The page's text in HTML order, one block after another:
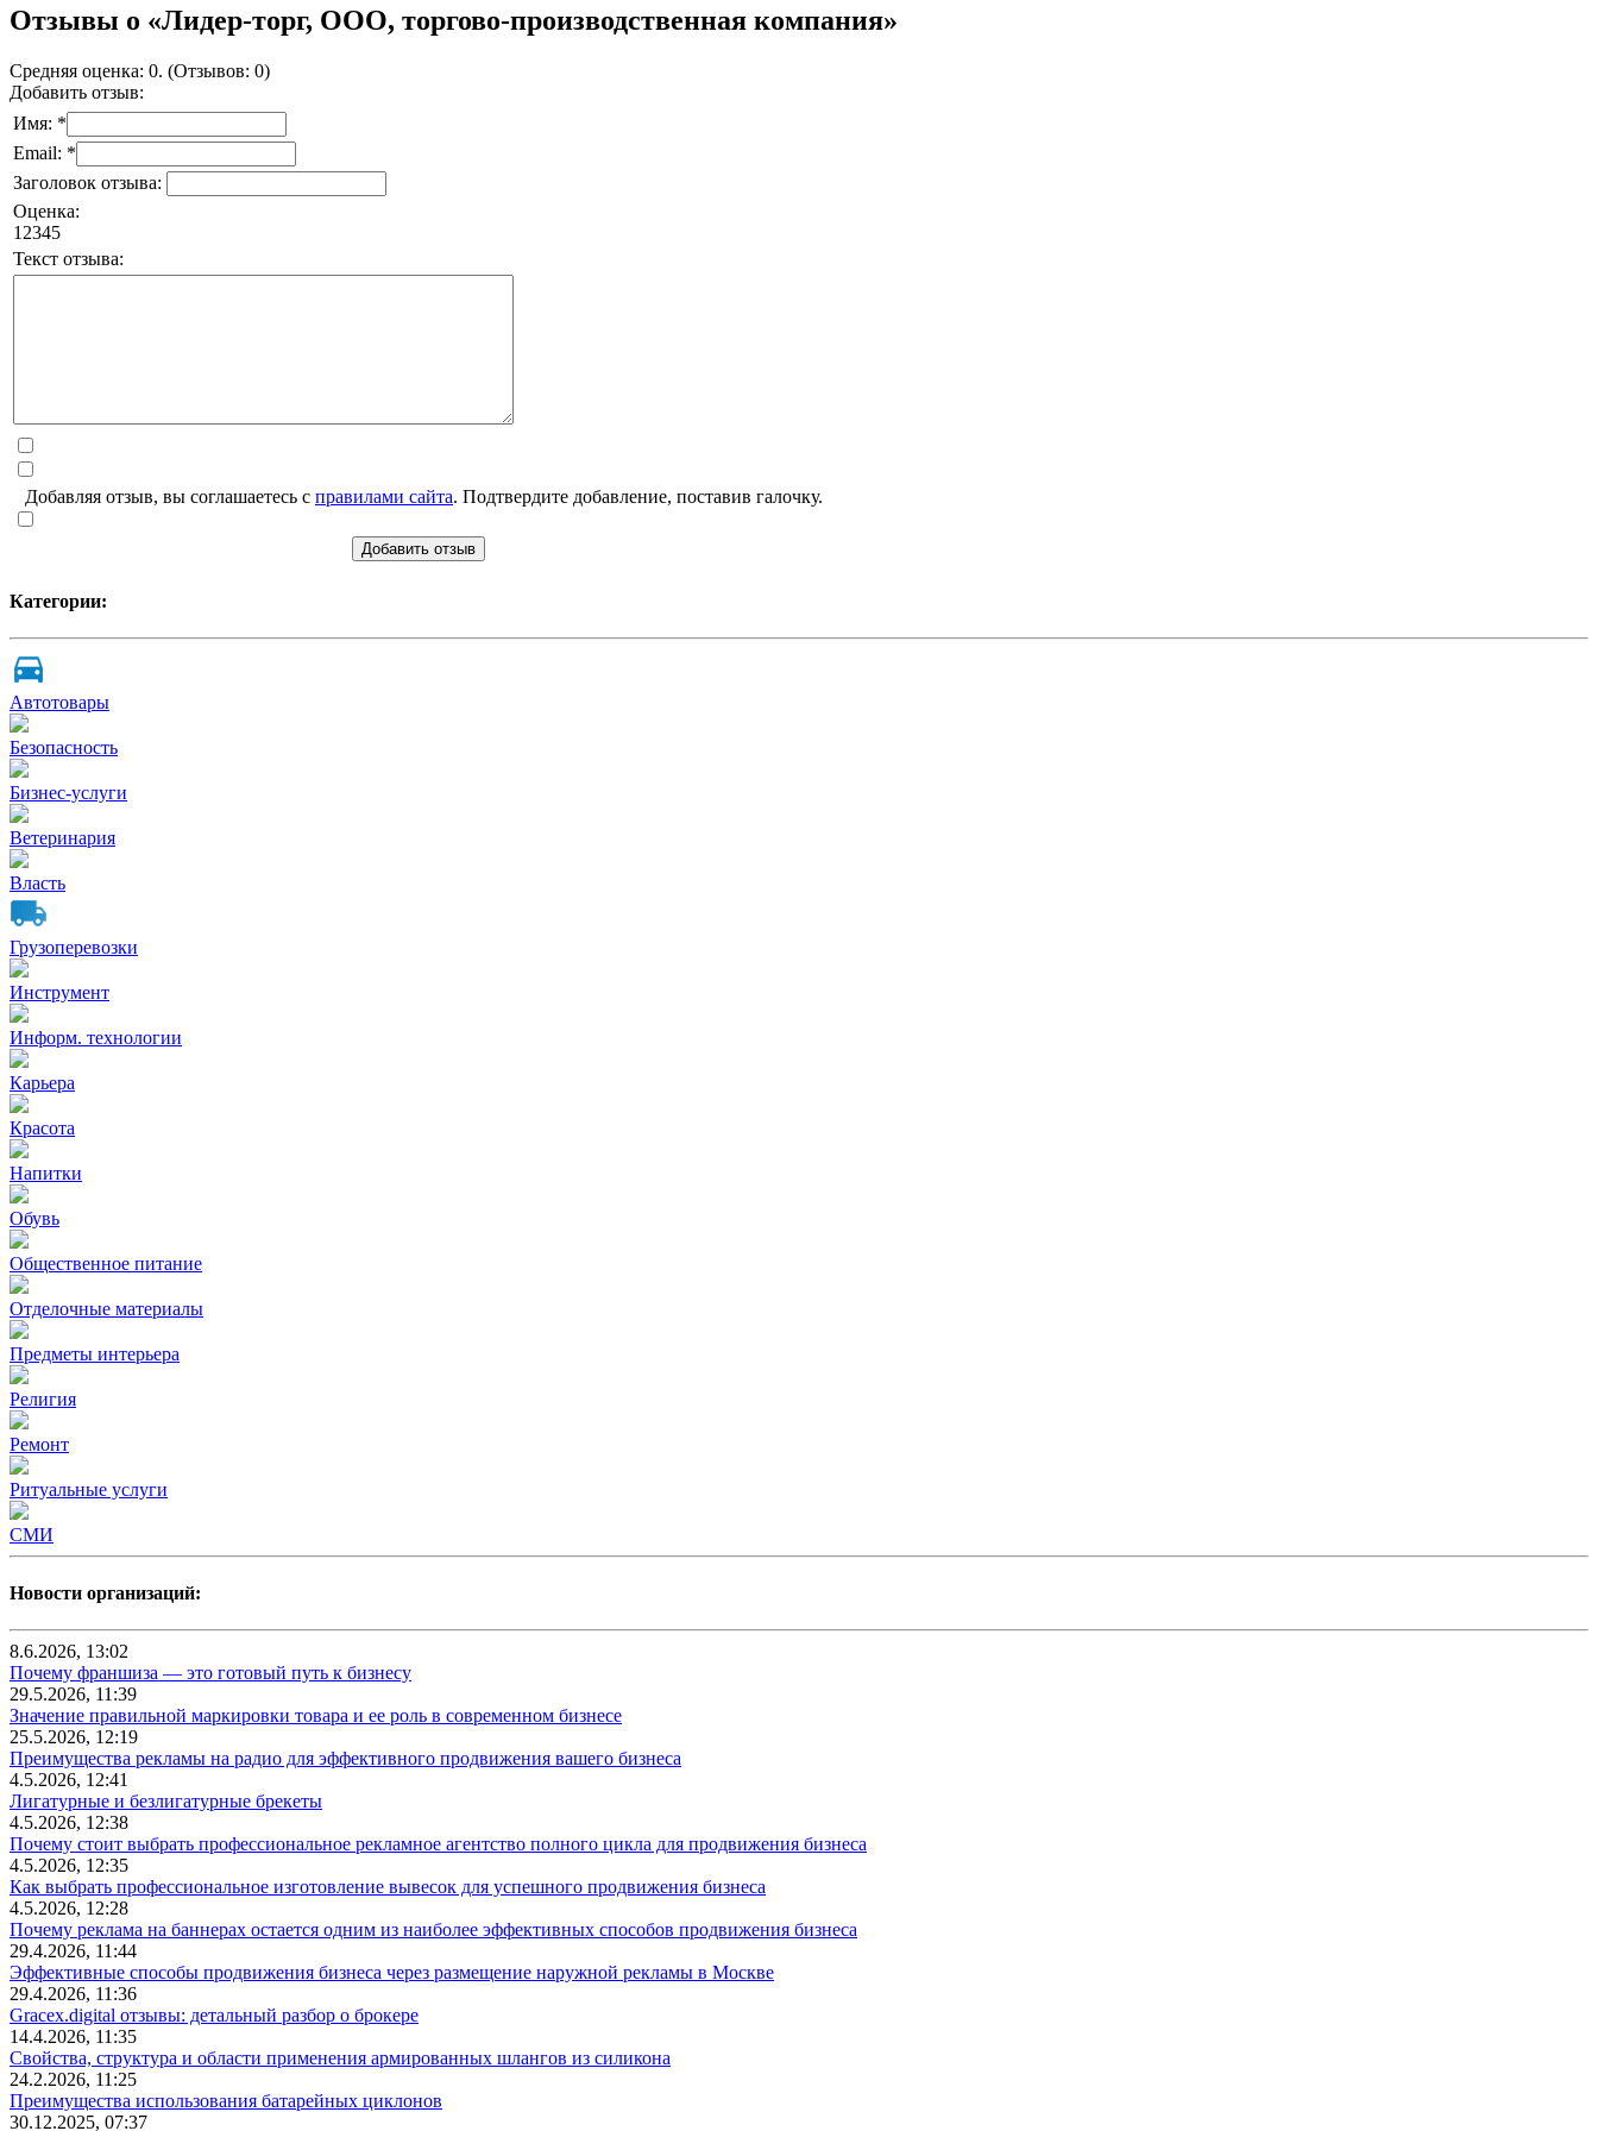
Отзывы о «Лидер-торг, ООО, торгово-производственная компания»
Средняя оценка: 0. (Отзывов: 0)
Добавить отзыв:
Имя: *
Email: *
Заголовок отзыва:
Оценка:
1 2345
Текст отзыва:
Добавляя отзыв, вы соглашаетесь с правилами сайта. Подтвердите добавление, поставив галочку.
Добавить отзыв
Категории:
Автотовары
Безопасность
Бизнес-услуги
Ветеринария
Власть
Грузоперевозки
Инструмент
Информ. технологии
Карьера
Красота
Напитки
Обувь
Общественное питание
Отделочные материалы
Предметы интерьера
Религия
Ремонт
Ритуальные услуги
СМИ
Новости организаций:
8.6.2026, 13:02
Почему франшиза — это готовый путь к бизнесу
29.5.2026, 11:39
Значение правильной маркировки товара и ее роль в современном бизнесе
25.5.2026, 12:19
Преимущества рекламы на радио для эффективного продвижения вашего бизнеса
4.5.2026, 12:41
Лигатурные и безлигатурные брекеты
4.5.2026, 12:38
Почему стоит выбрать профессиональное рекламное агентство полного цикла для продвижения бизнеса
4.5.2026, 12:35
Как выбрать профессиональное изготовление вывесок для успешного продвижения бизнеса
4.5.2026, 12:28
Почему реклама на баннерах остается одним из наиболее эффективных способов продвижения бизнеса
29.4.2026, 11:44
Эффективные способы продвижения бизнеса через размещение наружной рекламы в Москве
29.4.2026, 11:36
Gracex.digital отзывы: детальный разбор о брокере
14.4.2026, 11:35
Свойства, структура и области применения армированных шлангов из силикона
24.2.2026, 11:25
Преимущества использования батарейных циклонов
30.12.2025, 07:37